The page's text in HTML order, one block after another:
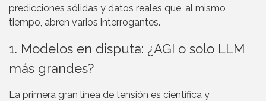
predicciones sólidas y datos reales que, al mismo
tiempo, abren varios interrogantes.
1. Modelos en disputa: ¿AGI o solo LLM
más grandes?
La primera gran línea de tensión es científica y